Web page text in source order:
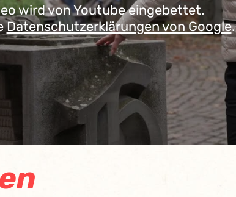
wird von Youtube eingebettet.
Datenschutzerklärungen von Google.